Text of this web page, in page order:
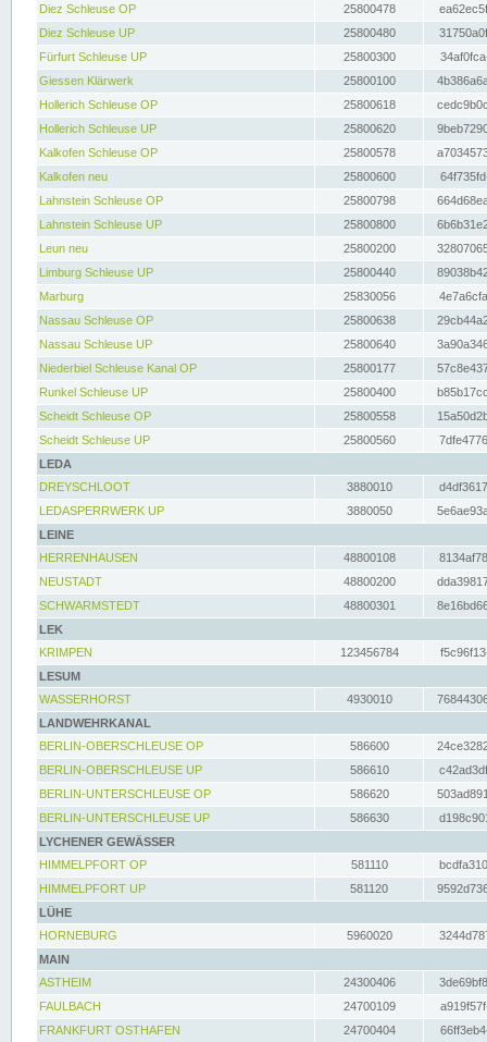
Diez Schleuse OP
25800478
Diez Schleuse UP
25800480
Fürfurt Schleuse UP
25800300
Giessen Klärwerk
25800100
Hollerich Schleuse OP
25800618
Hollerich Schleuse UP
25800620
Kalkofen Schleuse OP
25800578
Kalkofen neu
25800600
Lahnstein Schleuse OP
25800798
Lahnstein Schleuse UP
25800800
Leun neu
25800200
Limburg Schleuse UP
25800440
Marburg
25830056
Nassau Schleuse OP
25800638
Nassau Schleuse UP
25800640
Niederbiel Schleuse Kanal OP
25800177
Runkel Schleuse UP
25800400
Scheidt Schleuse OP
25800558
Scheidt Schleuse UP
25800560
LEDA
DREYSCHLOOT
3880010
LEDASPERRWERK UP
3880050
LEINE
HERRENHAUSEN
48800108
NEUSTADT
48800200
SCHWARMSTEDT
48800301
LEK
KRIMPEN
123456784
LESUM
WASSERHORST
4930010
LANDWEHRKANAL
BERLIN-OBERSCHLEUSE OP
586600
BERLIN-OBERSCHLEUSE UP
586610
BERLIN-UNTERSCHLEUSE OP
586620
BERLIN-UNTERSCHLEUSE UP
586630
LYCHENER GEWÄSSER
HIMMELPFORT OP
581110
HIMMELPFORT UP
581120
LÜHE
HORNEBURG
5960020
MAIN
ASTHEIM
24300406
FAULBACH
24700109
FRANKFURT OSTHAFEN
24700404